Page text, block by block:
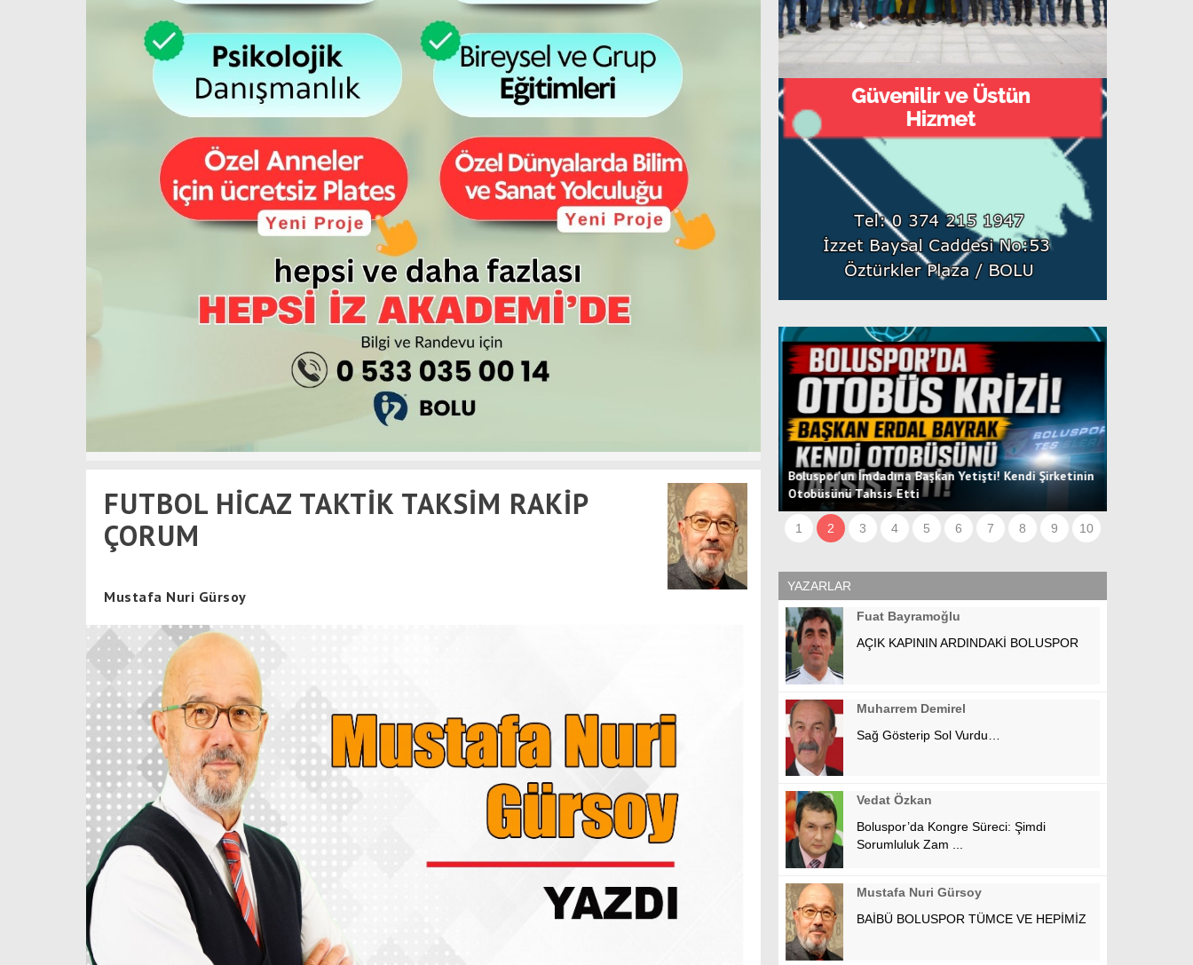
FUTBOL HİCAZ TAKTİK TAKSİM RAKİP
ÇORUM
Mustafa Nuri Gürsoy
Uygulamak, Boluspor'u Yalnız Bırakmak Değildir"
Boluspor'un İmdadına Başkan Yetişti! Kendi Şirketinin
Otobüsünü Tahsis Etti
1 2 3 4 5 6 7 8 9 10
YAZARLAR
Fuat Bayramoğlu
AÇIK KAPININ ARDINDAKİ BOLUSPOR
Muharrem Demirel
Sağ Gösterip Sol Vurdu…
Vedat Özkan
Boluspor’da Kongre Süreci: Şimdi
Sorumluluk Zam ...
Mustafa Nuri Gürsoy
BAİBÜ BOLUSPOR TÜMCE VE HEPİMİZ